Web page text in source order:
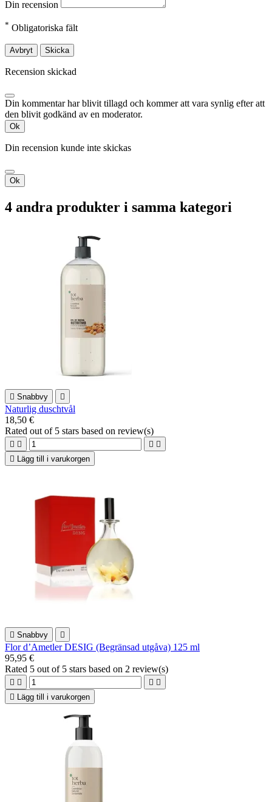
Din recension
* Obligatoriska fält
Avbryt Skicka
Recension skickad
Din kommentar har blivit tillagd och kommer att vara synlig efter att
den blivit godkänd av en moderator.
Ok
Din recension kunde inte skickas
Ok
4 andra produkter i samma kategori
 Snabbvy 
Naturlig duschtvål
18,50 €
Rated out of 5 stars based on review(s)
   
 Lägg till i varukorgen
 Snabbvy 
Flor d’Ametler DESIG (Begränsad utgåva) 125 ml
95,95 €
Rated 5 out of 5 stars based on 2 review(s)
   
 Lägg till i varukorgen